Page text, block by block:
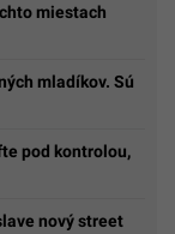
miestach
mladíkov. Sú
pod kontrolou,
nový street